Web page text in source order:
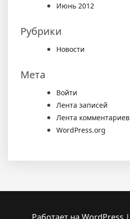
Июнь 2012
Рубрики
Новости
Мета
Войти
Лента записей
Лента комментариев
WordPress.org